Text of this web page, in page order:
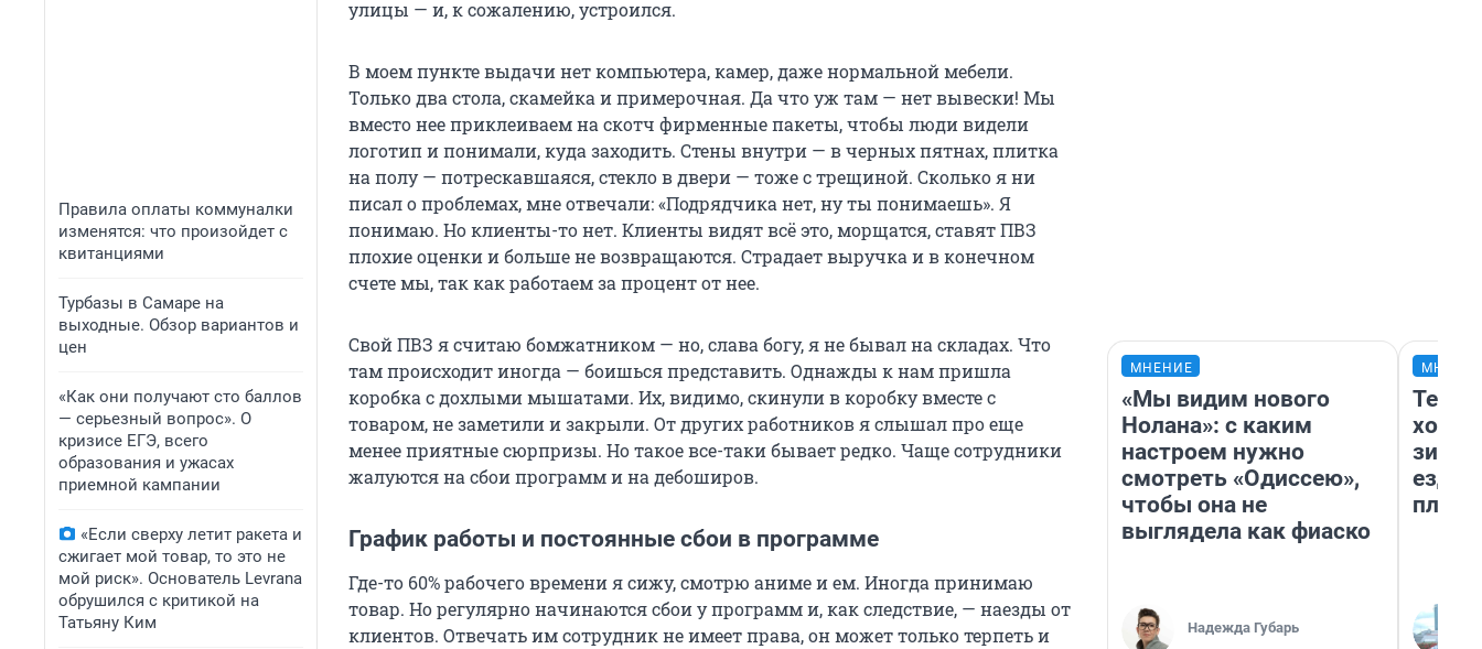
Правила оплаты коммуналки
изменятся: что произойдет с
квитанциями
Турбазы в Самаре на
выходные. Обзор вариантов и
цен
«Как они получают сто баллов
— серьезный вопрос». О
кризисе ЕГЭ, всего
образования и ужасах
приемной кампании
«Если сверху летит ракета и
сжигает мой товар, то это не
мой риск». Основатель Levrana
обрушился с критикой на
Татьяну Ким
улицы — и, к сожалению, устроился.
В моем пункте выдачи нет компьютера, камер, даже нормальной мебели.
Только два стола, скамейка и примерочная. Да что уж там — нет вывески! Мы
вместо нее приклеиваем на скотч фирменные пакеты, чтобы люди видели
логотип и понимали, куда заходить. Стены внутри — в черных пятнах, плитка
на полу — потрескавшаяся, стекло в двери — тоже с трещиной. Сколько я ни
писал о проблемах, мне отвечали: «Подрядчика нет, ну ты понимаешь». Я
понимаю. Но клиенты-то нет. Клиенты видят всё это, морщатся, ставят ПВЗ
плохие оценки и больше не возвращаются. Страдает выручка и в конечном
счете мы, так как работаем за процент от нее.
Свой ПВЗ я считаю бомжатником — но, слава богу, я не бывал на складах. Что
там происходит иногда — боишься представить. Однажды к нам пришла
коробка с дохлыми мышатами. Их, видимо, скинули в коробку вместе с
товаром, не заметили и закрыли. От других работников я слышал про еще
менее приятные сюрпризы. Но такое все-таки бывает редко. Чаще сотрудники
жалуются на сбои программ и на дебоширов.
График работы и постоянные сбои в программе
Где-то 60% рабочего времени я сижу, смотрю аниме и ем. Иногда принимаю
товар. Но регулярно начинаются сбои у программ и, как следствие, — наезды от
клиентов. Отвечать им сотрудник не имеет права, он может только терпеть и
МНЕНИЕ
«Мы видим нового
Нолана»: с каким
настроем нужно
смотреть «Одиссею»,
чтобы она не
выглядела как фиаско
Надежда Губарь
ездит